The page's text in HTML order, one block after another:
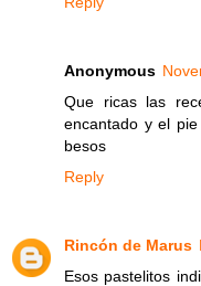
Anonymous
Que ricas las
encantado y el
besos
Reply
Rincón de Marus
Esos pastelitos